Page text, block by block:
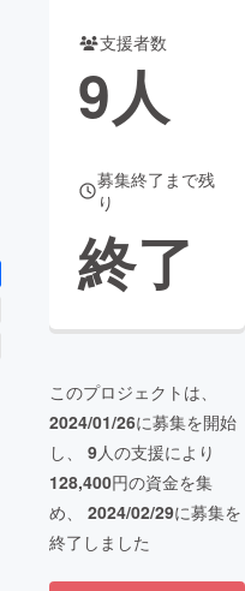
支援者数
9人
募集終了まで残
り
終了
このプロジェクトは、
2024/01/26に募集を開始
し、 9人の支援により
128,400円の資金を集
め、 2024/02/29に募集を
終了しました